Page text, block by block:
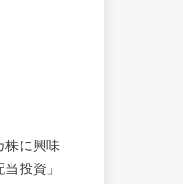
株に興味
投資」